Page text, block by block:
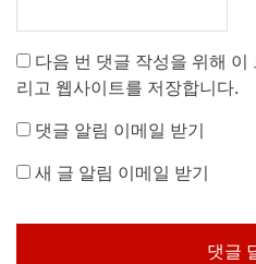
다음 번 댓글 작성을 위해
리고 웹사이트를 저장합니다.
댓글 알림 이메일 받기
새 글 알림 이메일 받기